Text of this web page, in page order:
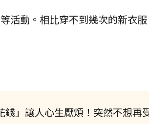
活動。相比穿不到幾次的新衣
」讓人心生厭煩！突然不想再